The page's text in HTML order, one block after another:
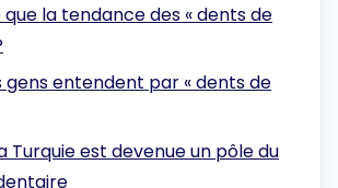
que la tendance des « dents de
gens entendent par « dents de
Turquie est devenue un pôle du